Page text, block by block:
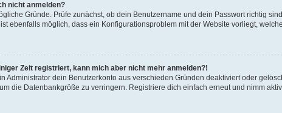
nicht anmelden?
Gründe. Prüfe zunächst, ob dein Benutzername und dein Passwort richtig
ebenfalls möglich, dass ein Konfigurationsproblem mit der Website vorliegt,
Zeit registriert, kann mich aber nicht mehr anmelden?!
Administrator dein Benutzerkonto aus verschieden Gründen deaktiviert oder
die Datenbankgröße zu verringern. Registriere dich einfach erneut und nimm